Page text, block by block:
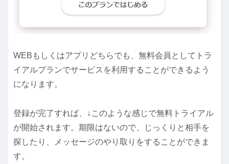
WEBもしくはアプリどちらでも、無料会員としてトラ
イアルプランでサービスを利用することができるよう
になります。
登録が完了すれば、↓このような感じで無料トライアル
が開始されます。期限はないので、じっくりと相手を
探したり、メッセージのやり取りをすることができま
す。